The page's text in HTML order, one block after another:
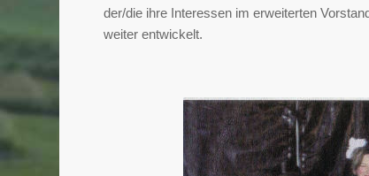
der/die ihre Interessen im erweiterten
weiter entwickelt.